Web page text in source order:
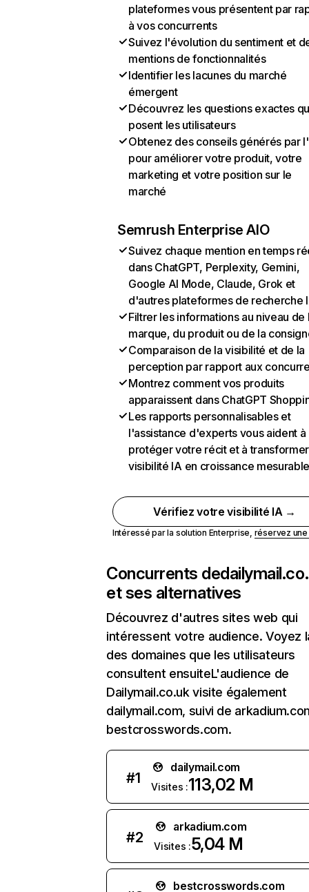
plateformes vous présentent par
à vos concurrents
Suivez l'évolution du sentiment et
mentions de fonctionnalités
Identifier les lacunes du marché
émergent
Découvrez les questions exactes
posent les utilisateurs
Obtenez des conseils générés par
pour améliorer votre produit, votre
marketing et votre position sur le
marché
Semrush Enterprise AIO
Suivez chaque mention en temps
dans ChatGPT, Perplexity, Gemini,
Google AI Mode, Claude, Grok et
d'autres plateformes de recherche
Filtrer les informations au niveau de
marque, du produit ou de la
Comparaison de la visibilité et de la
perception par rapport aux
Montrez comment vos produits
apparaissent dans ChatGPT
Les rapports personnalisables et
l'assistance d'experts vous aident à
protéger votre récit et à
visibilité IA en croissance
Vérifiez votre visibilité IA →
Intéressé par la solution Enterprise, réservez
Concurrents de
et ses alternatives
Découvrez d'autres sites web qui
intéressent votre audience. Voyez
des domaines que les utilisateurs
consultent ensuiteL'audience de
Dailymail.co.uk visite également
dailymail.com, suivi de
bestcrosswords.com.
#1
dailymail.com
Visites :113,02 M
#2
arkadium.com
Visites :5,04 M
bestcrosswords.com